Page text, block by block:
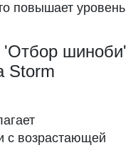
повышает уровень
'Отбор шиноби'
Storm
с возрастающей